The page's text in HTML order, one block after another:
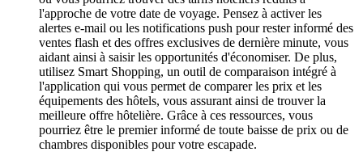
l'approche de votre date de voyage. Pensez à activer les
alertes e-mail ou les notifications push pour rester informé des
ventes flash et des offres exclusives de dernière minute, vous
aidant ainsi à saisir les opportunités d'économiser. De plus,
utilisez Smart Shopping, un outil de comparaison intégré à
l'application qui vous permet de comparer les prix et les
équipements des hôtels, vous assurant ainsi de trouver la
meilleure offre hôtelière. Grâce à ces ressources, vous
pourriez être le premier informé de toute baisse de prix ou de
chambres disponibles pour votre escapade.